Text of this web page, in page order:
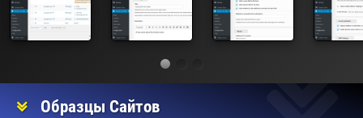
Образцы Сайтов